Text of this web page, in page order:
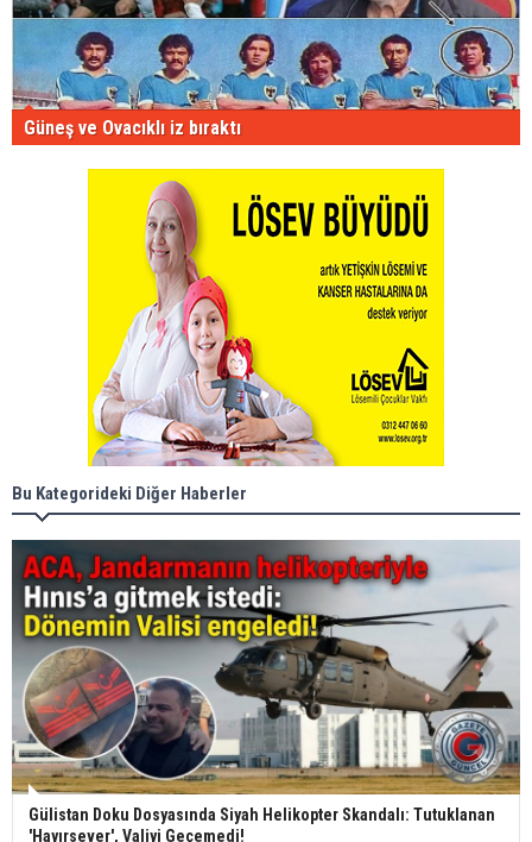
Güneş ve Ovacıklı iz bıraktı
Bu Kategorideki Diğer Haberler
Gülistan Doku Dosyasında Siyah Helikopter Skandalı: Tutuklanan
'Hayırsever', Valiyi Geçemedi!